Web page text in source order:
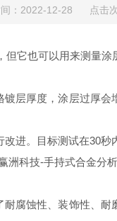
间：2022-12-28 点击
也可以用来测量涂
厚度，涂层过厚会
。目标测试在30秒
蚀性、装饰性、耐